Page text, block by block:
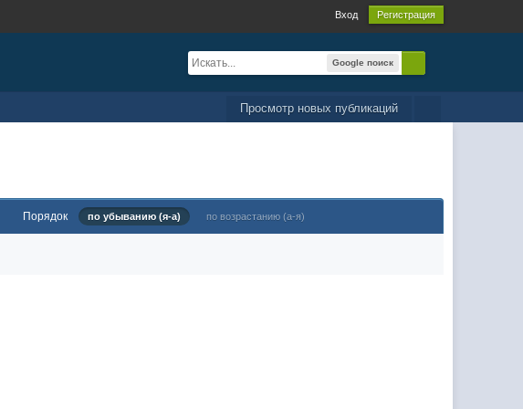
Вход Регистрация
Google поиск
Просмотр новых публикаций
Порядок по убыванию (я-а) по возрастанию (а-я)